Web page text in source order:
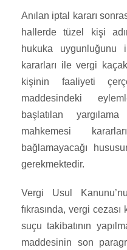
Anılan iptal kararı
hallerde tüzel kişi
hukuka uygunluğunu
kararları ile vergi
kişinin faaliyeti
maddesindeki
başlatılan
mahkemesi
bağlamayacağı
gerekmektedir.
Vergi Usul
fıkrasında, vergi cezası
suçu takibatının
maddesinin son